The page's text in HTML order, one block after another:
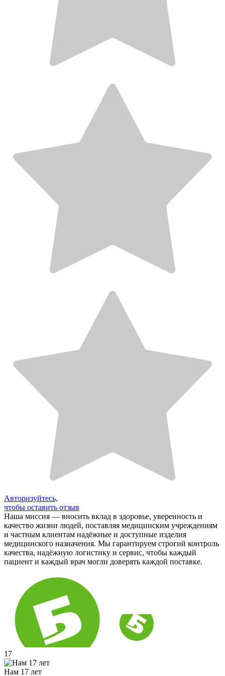
Авторизуйтесь,
чтобы оставить отзыв
Наша миссия — вносить вклад в здоровье, уверенность и
качество жизни людей, поставляя медицинским учреждениям
и частным клиентам надёжные и доступные изделия
медицинского назначения. Мы гарантируем строгий контроль
качества, надёжную логистику и сервис, чтобы каждый
пациент и каждый врач могли доверять каждой поставке.
17
Нам 17 лет